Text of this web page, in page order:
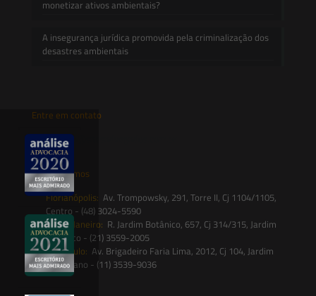
monetizar ativos ambientais?
A insegurança jurídica promovida pela criminalização dos
desastres ambientais
Entre em contato
contato@saesadvogados.com.br
Onde estamos
Florianópolis: Av. Trompowsky, 291, Torre II, Cj 1104/1105,
Centro - (48) 3024-5590
Rio de Janeiro: R. Jardim Botânico, 657, Cj 314/315, Jardim
Botânico - (21) 3559-2005
São Paulo: Av. Brigadeiro Faria Lima, 2012, Cj 104, Jardim
Paulistano - (11) 3539-9036